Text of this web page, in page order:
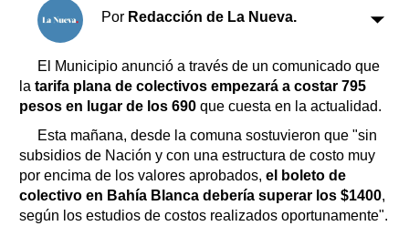
Clasificados
Horóscopo
Suplementos
Servicios
Farmacias
Transportes
Loterías
Datos Útiles
Fúnebres
Edictos
Por Redacción de La Nueva.
El Municipio anunció a través de un comunicado que
la tarifa plana de colectivos empezará a costar 795
pesos en lugar de los 690 que cuesta en la actualidad.
Esta mañana, desde la comuna sostuvieron que "sin
subsidios de Nación y con una estructura de costo muy
por encima de los valores aprobados, el boleto de
colectivo en Bahía Blanca debería superar los $1400,
según los estudios de costos realizados oportunamente".